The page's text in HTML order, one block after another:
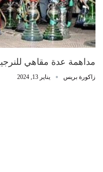
مداهمة عدة مقاهي
زاكورة بريس يناير 13, 2024